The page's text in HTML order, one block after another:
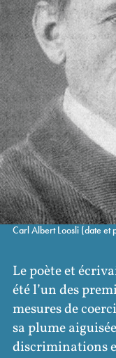
Carl Albert Loosli (date et
Le poète et
été l’un des
mesures de
sa plume
discriminations